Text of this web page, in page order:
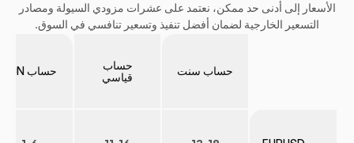
الأسعار إلى أدنى حد ممكن، نعتمد على عشرات مزودي السيولة ومصادر
التسعير الخارجية لضمان أفضل تنفيذ وتسعير تنافسي في السوق.
حساب سنت
حساب
قياسي
حساب ECN